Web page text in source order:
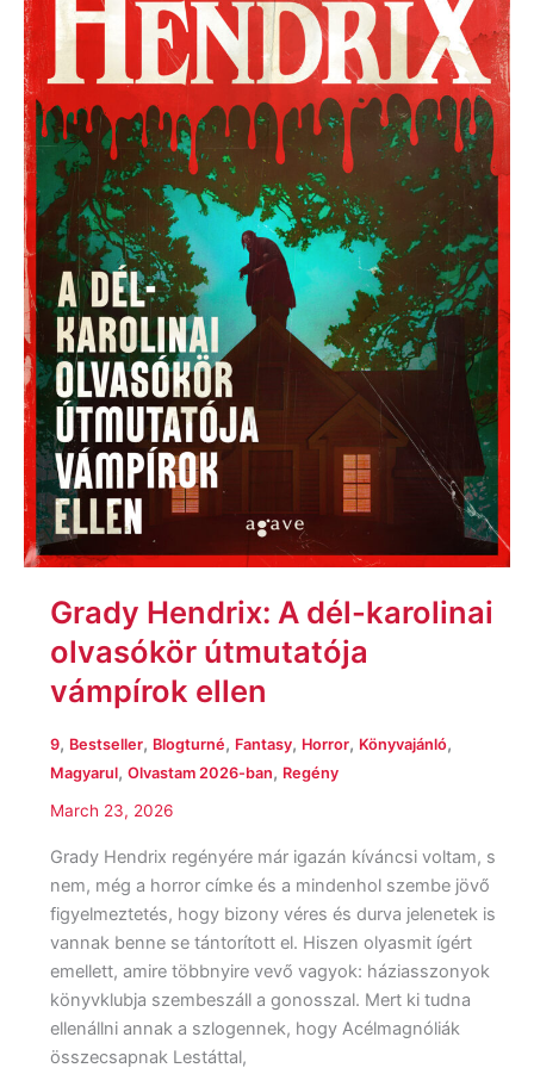
Grady Hendrix: A dél-karolinai
olvasókör útmutatója
vámpírok ellen
9, Bestseller, Blogturné, Fantasy, Horror, Könyvajánló,
Magyarul, Olvastam 2026-ban, Regény
March 23, 2026
Grady Hendrix regényére már igazán kíváncsi voltam, s
nem, még a horror címke és a mindenhol szembe jövő
figyelmeztetés, hogy bizony véres és durva jelenetek is
vannak benne se tántorított el. Hiszen olyasmit ígért
emellett, amire többnyire vevő vagyok: háziasszonyok
könyvklubja szembeszáll a gonosszal. Mert ki tudna
ellenállni annak a szlogennek, hogy Acélmagnóliák
összecsapnak Lestáttal,
karolinai
olvasókör
útmutatója
ellen